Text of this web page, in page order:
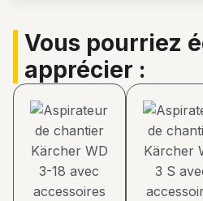
Vous pourriez
apprécier :